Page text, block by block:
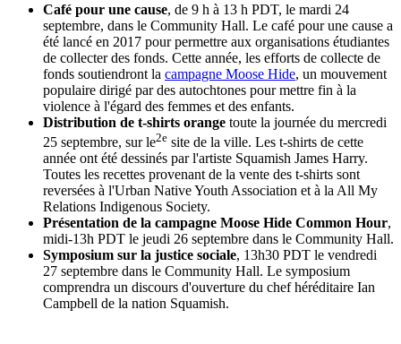
Café pour une cause, de 9 h à 13 h PDT, le mardi 24
septembre, dans le Community Hall. Le café pour une cause a
été lancé en 2017 pour permettre aux organisations étudiantes
de collecter des fonds. Cette année, les efforts de collecte de
fonds soutiendront la campagne Moose Hide, un mouvement
populaire dirigé par des autochtones pour mettre fin à la
violence à l'égard des femmes et des enfants.
Distribution de t-shirts orange toute la journée du mercredi
25 septembre, sur le2e site de la ville. Les t-shirts de cette
année ont été dessinés par l'artiste Squamish James Harry.
Toutes les recettes provenant de la vente des t-shirts sont
reversées à l'Urban Native Youth Association et à la All My
Relations Indigenous Society.
Présentation de la campagne Moose Hide Common Hour,
midi-13h PDT le jeudi 26 septembre dans le Community Hall.
Symposium sur la justice sociale, 13h30 PDT le vendredi
27 septembre dans le Community Hall. Le symposium
comprendra un discours d'ouverture du chef héréditaire Ian
Campbell de la nation Squamish.